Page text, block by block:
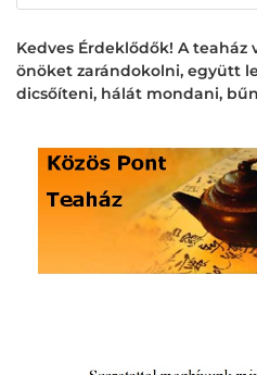
Kedves Érdeklődők! A teaház
önöket zarándokolni, együtt
dicsőíteni, hálát mondani,